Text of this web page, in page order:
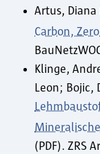
Artus, Diana
Carbon,
Klinge,
Leon; Bojic,
(PDF). ZRS